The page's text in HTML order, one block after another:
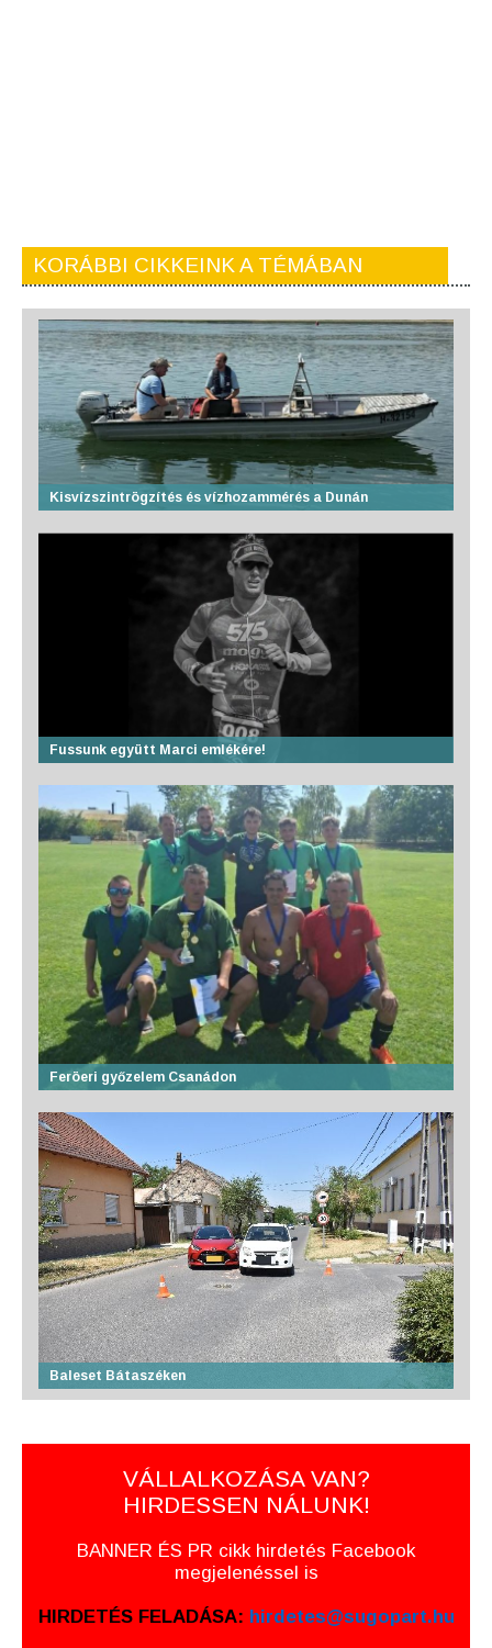
KORÁBBI CIKKEINK A TÉMÁBAN
Kisvízszintrögzítés és vízhozammérés a Dunán
Fussunk együtt Marci emlékére!
Feröeri győzelem Csanádon
Baleset Bátaszéken
VÁLLALKOZÁSA VAN?
HIRDESSEN NÁLUNK!
BANNER ÉS PR cikk hirdetés Facebook
megjelenéssel is
HIRDETÉS FELADÁSA: hirdetes@sugopart.hu